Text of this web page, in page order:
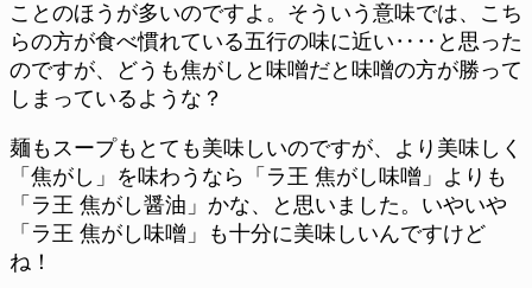
ことのほうが多いのですよ。そういう意味では、こち
らの方が食べ慣れている五行の味に近い‥‥と思った
のですが、どうも焦がしと味噌だと味噌の方が勝って
しまっているような？
麺もスープもとても美味しいのですが、より美味しく
「焦がし」を味わうなら「ラ王 焦がし味噌」よりも
「ラ王 焦がし醤油」かな、と思いました。いやいや
「ラ王 焦がし味噌」も十分に美味しいんですけど
ね！